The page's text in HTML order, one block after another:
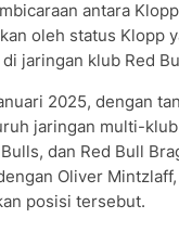
antara
oleh status Klopp
jaringan klub Red
2025, dengan
jaringan multi-
dan Red Bull
Oliver
posisi tersebut.